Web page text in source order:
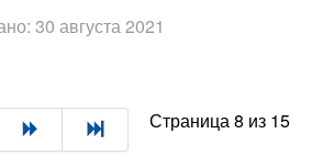
30 августа 2021
Страница 8 из 15